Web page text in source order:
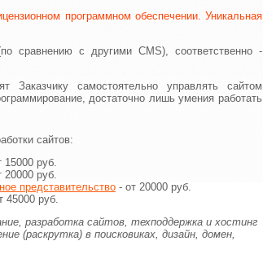
программном обеспечении. Уникальная
сравнению с другими CMS), соответственно -
самостоятельно управлять сайтом
достаточно лишь умения работать
сайтов:
15000 руб.
20000 руб.
представительство - от 20000 руб.
45000 руб.
разработка сайтов, техподдержка и хостинг
(раскрутка) в поисковиках, дизайн, домен,